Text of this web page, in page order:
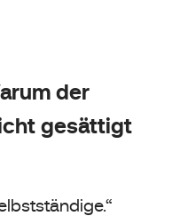
der
gesättigt